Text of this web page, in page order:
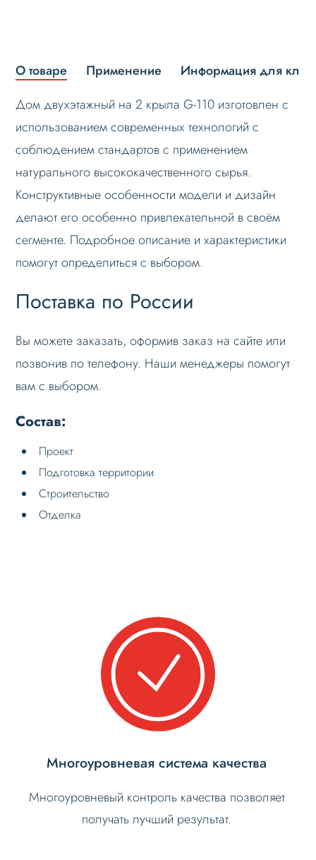
О товаре Применение
Информация для
Дом двухэтажный на 2 крыла G-110 изготовлен с
использованием современных технологий с
соблюдением стандартов с применением
натурального высококачественного сырья.
Конструктивные особенности модели и дизайн
делают его особенно привлекательной в своём
сегменте. Подробное описание и характеристики
помогут определиться с выбором.
Поставка по России
Вы можете заказать, оформив заказ на сайте или
позвонив по телефону. Наши менеджеры помогут
вам с выбором.
Состав:
Проект
Подготовка территории
Строительство
Отделка
Многоуровневая система качества
Многоуровневый контроль качества позволяет
получать лучший результат.